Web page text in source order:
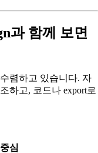
과 함께 보면
렴하고 있습니다. 자
하고, 코드나 export로
심